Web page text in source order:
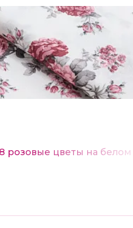
розовые цветы на белом